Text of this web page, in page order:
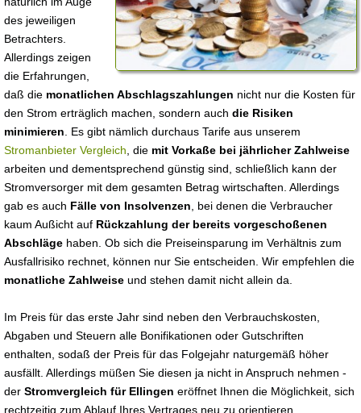
des jeweiligen
Betrachters.
Allerdings zeigen
die Erfahrungen,
daß die monatlichen Abschlagszahlungen nicht nur die Kosten für
den Strom erträglich machen, sondern auch die Risiken
minimieren . Es gibt nämlich durchaus Tarife aus unserem
Stromanbieter Vergleich , die mit Vorkaße bei jährlicher Zahlweise
arbeiten und dementsprechend günstig sind, schließlich kann der
Stromversorger mit dem gesamten Betrag wirtschaften. Allerdings
gab es auch Fälle von Insolvenzen , bei denen die Verbraucher
kaum Außicht auf Rückzahlung der bereits vorgeschoßenen
Abschläge haben. Ob sich die Preiseinsparung im Verhältnis zum
Ausfallrisiko rechnet, können nur Sie entscheiden. Wir empfehlen die
monatliche Zahlweise und stehen damit nicht allein da.
Im Preis für das erste Jahr sind neben den Verbrauchskosten,
Abgaben und Steuern alle Bonifikationen oder Gutschriften
enthalten, sodaß der Preis für das Folgejahr naturgemäß höher
ausfällt. Allerdings müßen Sie diesen ja nicht in Anspruch nehmen -
der Stromvergleich für Ellingen eröffnet Ihnen die Möglichkeit, sich
rechtzeitig zum Ablauf Ihres Vertrages neu zu orientieren.